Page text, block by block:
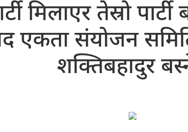
मिलाएर तेस्रो
एकता संयोजन
शक्तिबहादुर